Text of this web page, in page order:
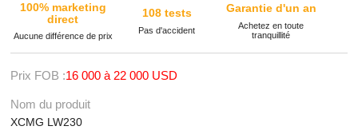
100% marketing
direct
Aucune différence de prix
108 tests
Pas d'accident
Garantie d'un an
Achetez en toute
tranquillité
Prix FOB :16 000 à 22 000 USD
Nom du produit
XCMG LW230